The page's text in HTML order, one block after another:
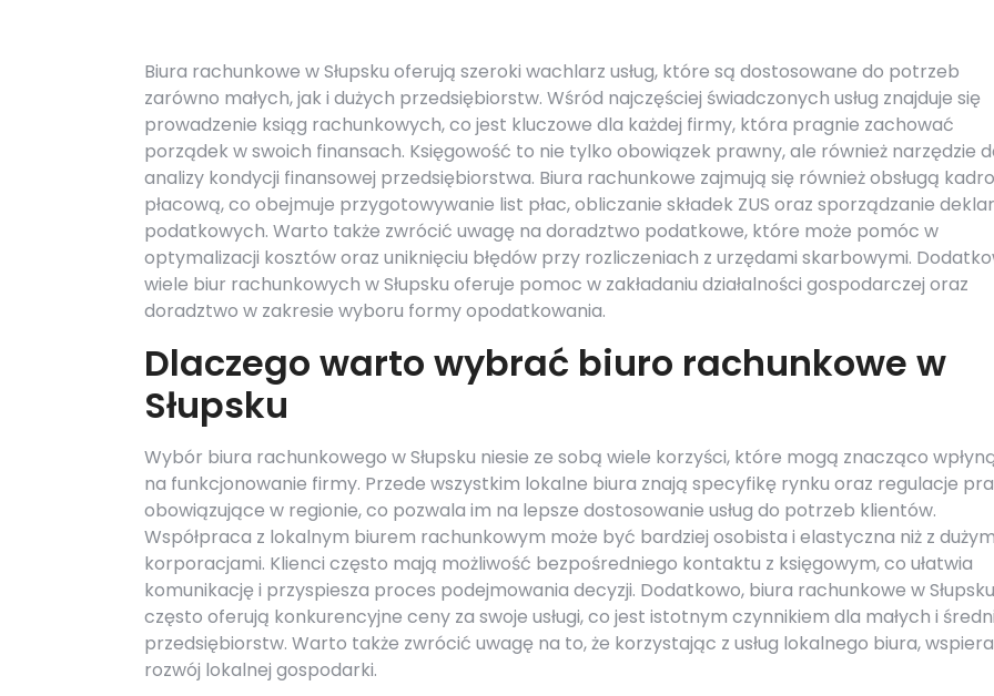
Biura rachunkowe w Słupsku oferują szeroki wachlarz usług, które są dostosowane do potrzeb
zarówno małych, jak i dużych przedsiębiorstw. Wśród najczęściej świadczonych usług znajduje się
prowadzenie ksiąg rachunkowych, co jest kluczowe dla każdej firmy, która pragnie zachować
porządek w swoich finansach. Księgowość to nie tylko obowiązek prawny, ale również narzędzie
analizy kondycji finansowej przedsiębiorstwa. Biura rachunkowe zajmują się również obsługą
płacową, co obejmuje przygotowywanie list płac, obliczanie składek ZUS oraz sporządzanie
podatkowych. Warto także zwrócić uwagę na doradztwo podatkowe, które może pomóc w
optymalizacji kosztów oraz uniknięciu błędów przy rozliczeniach z urzędami skarbowymi.
wiele biur rachunkowych w Słupsku oferuje pomoc w zakładaniu działalności gospodarczej oraz
doradztwo w zakresie wyboru formy opodatkowania.
Dlaczego warto wybrać biuro rachunkowe w
Słupsku
Wybór biura rachunkowego w Słupsku niesie ze sobą wiele korzyści, które mogą znacząco
na funkcjonowanie firmy. Przede wszystkim lokalne biura znają specyfikę rynku oraz regulacje
obowiązujące w regionie, co pozwala im na lepsze dostosowanie usług do potrzeb klientów.
Współpraca z lokalnym biurem rachunkowym może być bardziej osobista i elastyczna niż z
korporacjami. Klienci często mają możliwość bezpośredniego kontaktu z księgowym, co ułatwia
komunikację i przyspiesza proces podejmowania decyzji. Dodatkowo, biura rachunkowe w Słupsku
często oferują konkurencyjne ceny za swoje usługi, co jest istotnym czynnikiem dla małych i
przedsiębiorstw. Warto także zwrócić uwagę na to, że korzystając z usług lokalnego biura,
rozwój lokalnej gospodarki.